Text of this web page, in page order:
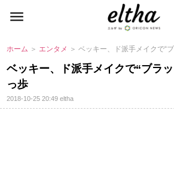
ホーム ＞ エンタメ ＞ ベッキー、ド派手メイクで“
ベッキー、ド派手メイクで“ブラ
っ歩
2018-10-25 20:49eltha